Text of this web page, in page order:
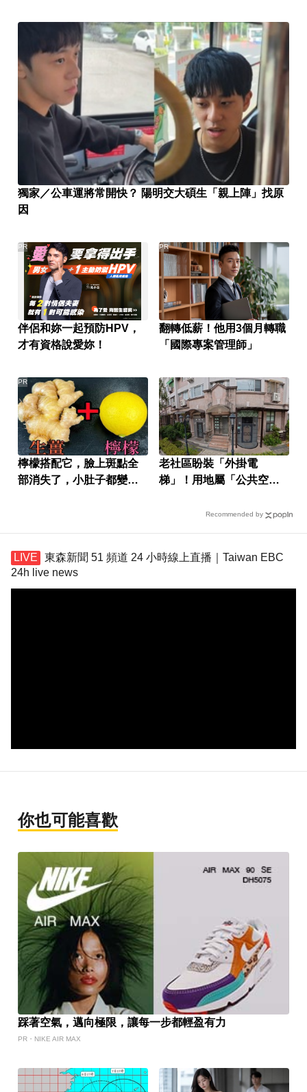
獨家／公車運將常開快？ 陽明交大碩生「親上陣」找原
因
伴侶和妳一起預防HPV，
才有資格說愛妳！
PR
翻轉低薪！他用3個月轉職
「國際專案管理師」
PR
檸檬搭配它，臉上斑點全
部消失了，小肚子都變平
PR
老社區盼裝「外掛電
梯」！用地屬「公共空
Recommended by
東森新聞 51 頻道 24 小時線上直播｜Taiwan EBC
24h live news
你也可能喜歡
踩著空氣，邁向極限，讓每一步都輕盈有力
PR・NIKE AIR MAX